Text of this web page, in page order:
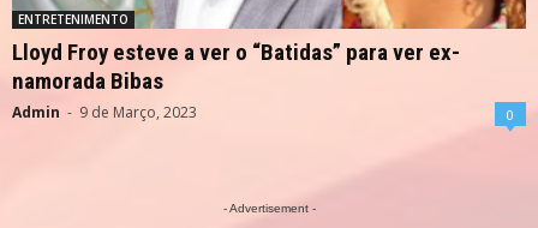
ENTRETENIMENTO
Lloyd Froy esteve a ver o “Batidas” para ver ex-
namorada Bibas
Admin - 9 de Março, 2023 0
- Advertisement -